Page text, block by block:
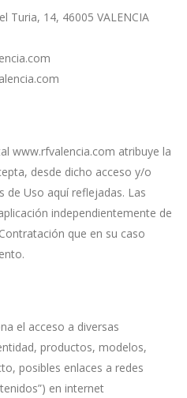
Turia, 14, 46005 VALENCIA
www.rfvalencia.com atribuye la
desde dicho acceso y/o
de Uso aquí reflejadas. Las
independientemente de
que en su caso
el acceso a diversas
productos, modelos,
posibles enlaces a redes
en internet